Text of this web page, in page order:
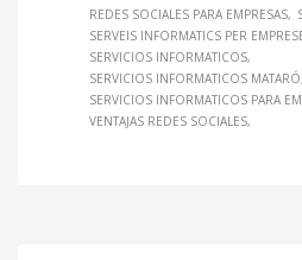
REDES SOCIALES PARA EMPRESAS
SERVEIS INFORMATICS PER
SERVICIOS INFORMATICOS
SERVICIOS INFORMATICOS MATARÓ
SERVICIOS INFORMATICOS PARA
VENTAJAS REDES SOCIALES